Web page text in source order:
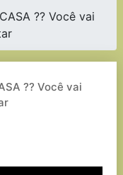
?? Você vai
?? Você vai